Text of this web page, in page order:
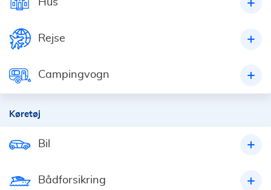
Rejse
Campingvogn
Køretøj
Bil
Bådforsikring